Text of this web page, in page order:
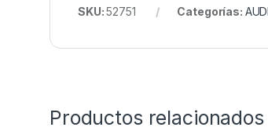
SKU:52751 Categorías:
Productos relacionados